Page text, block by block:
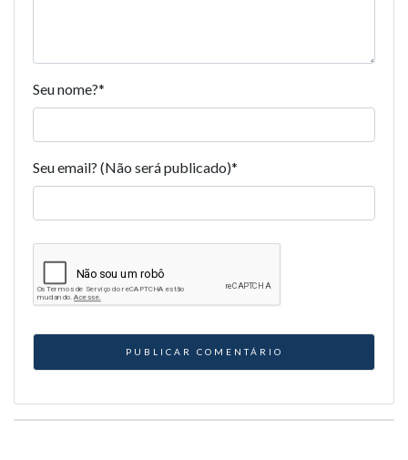
Seu nome?*
Seu email? (Não será publicado)*